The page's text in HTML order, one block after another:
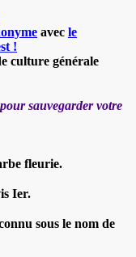
avec le
!
culture générale
pour sauvegarder votre
fleurie.
Ier.
sous le nom de